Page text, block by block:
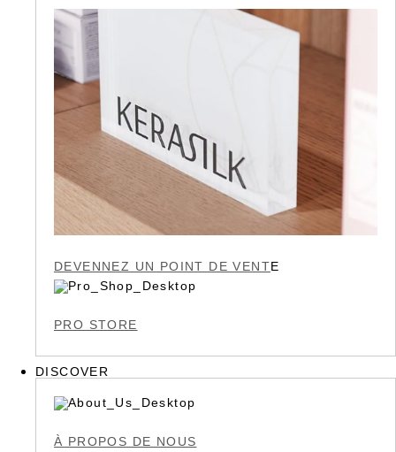
DEVENNEZ UN POINT DE VENTE
PRO STORE
DISCOVER
À PROPOS DE NOUS